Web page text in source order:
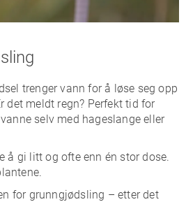
trenger vann for å løse seg opp
det meldt regn? Perfekt tid for
selv med hageslange eller
å gi litt og ofte enn én stor dose.
for grunn­gjødsling – etter det